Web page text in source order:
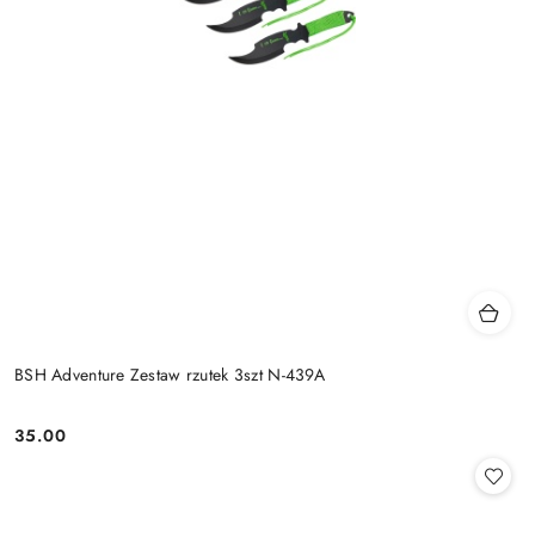
BSH Adventure Zestaw rzutek 3szt N-439A
Cena:
35.00